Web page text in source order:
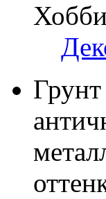
Хобби